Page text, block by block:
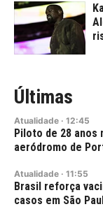
Últimas
Atualidade · 12:45
Piloto de 28 anos
aeródromo de
Atualidade · 11:55
Brasil reforça
casos em São